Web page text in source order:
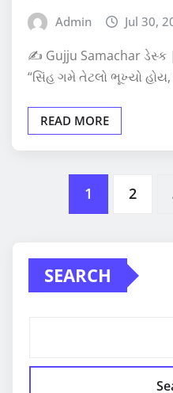
Admin Jul 30,
✍ Gujju Samachar ડેસ્ક |
“સિંહ ગમે તેટલો ભૂખ્યો
READ MORE
Posts
1 2
SEARCH